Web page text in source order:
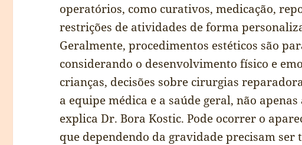
operatórios, como curativos, medicação,
restrições de atividades de forma
Geralmente, procedimentos estéticos são
considerando o desenvolvimento físico e
crianças, decisões sobre cirurgias
a equipe médica e a saúde geral, não
explica Dr. Bora Kostic. Pode ocorrer o
que dependendo da gravidade precisam ser